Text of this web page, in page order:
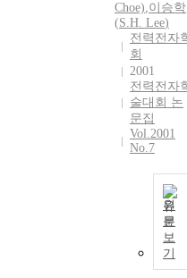
Choe),이승학
(S.H. Lee)
전력전자
회
2001
전력전자
술대회 논
문집
Vol.2001
No.7
원
문
보
기